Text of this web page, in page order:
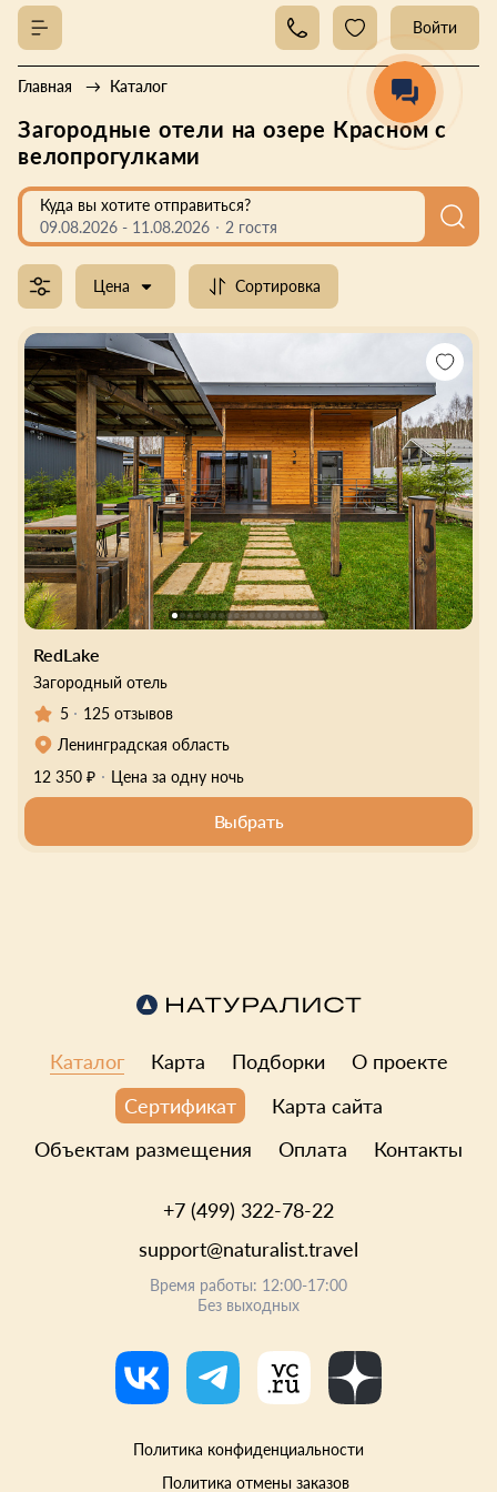
Войти
Главная Каталог
Загородные отели на озере Красном с
велопрогулками
Куда вы хотите отправиться?
09.08.2026 - 11.08.2026 2 гостя
Цена Сортировка
RedLake
Загородный отель
5
125 отзывов
Ленинградская область
12 350 ₽
Цена за одну ночь
Выбрать
Каталог Карта Подборки
О проекте
Сертификат
Карта сайта
Объектам размещения
Оплата Контакты
+7 (499) 322-78-22
support@naturalist.travel
Время работы: 12:00-17:00
Без выходных
Политика конфиденциальности
Политика отмены заказов